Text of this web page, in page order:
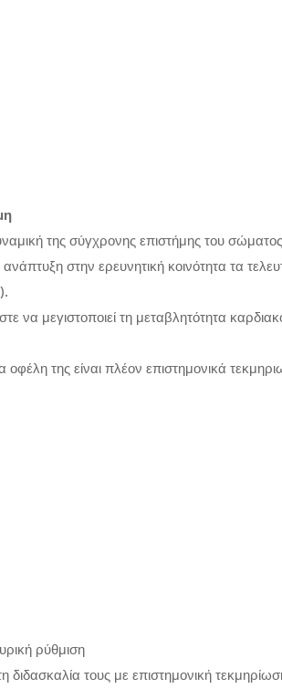
της σύγχρονης επιστήμης του
στην ερευνητική κοινότητα τα
να μεγιστοποιεί τη μεταβλητότητα
της είναι πλέον επιστημονικά
ρύθμιση
τους με επιστημονική